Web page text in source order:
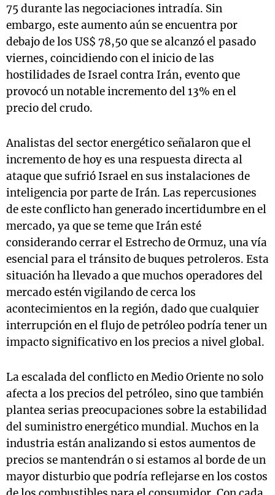
75 durante las negociaciones intradía. Sin
embargo, este aumento aún se encuentra por
debajo de los US$ 78,50 que se alcanzó el pasado
viernes, coincidiendo con el inicio de las
hostilidades de Israel contra Irán, evento que
provocó un notable incremento del 13% en el
precio del crudo.
Analistas del sector energético señalaron que el
incremento de hoy es una respuesta directa al
ataque que sufrió Israel en sus instalaciones de
inteligencia por parte de Irán. Las repercusiones
de este conflicto han generado incertidumbre en el
mercado, ya que se teme que Irán esté
considerando cerrar el Estrecho de Ormuz, una vía
esencial para el tránsito de buques petroleros. Esta
situación ha llevado a que muchos operadores del
mercado estén vigilando de cerca los
acontecimientos en la región, dado que cualquier
interrupción en el flujo de petróleo podría tener un
impacto significativo en los precios a nivel global.
La escalada del conflicto en Medio Oriente no solo
afecta a los precios del petróleo, sino que también
plantea serias preocupaciones sobre la estabilidad
del suministro energético mundial. Muchos en la
industria están analizando si estos aumentos de
precios se mantendrán o si estamos al borde de un
mayor disturbio que podría reflejarse en los costos